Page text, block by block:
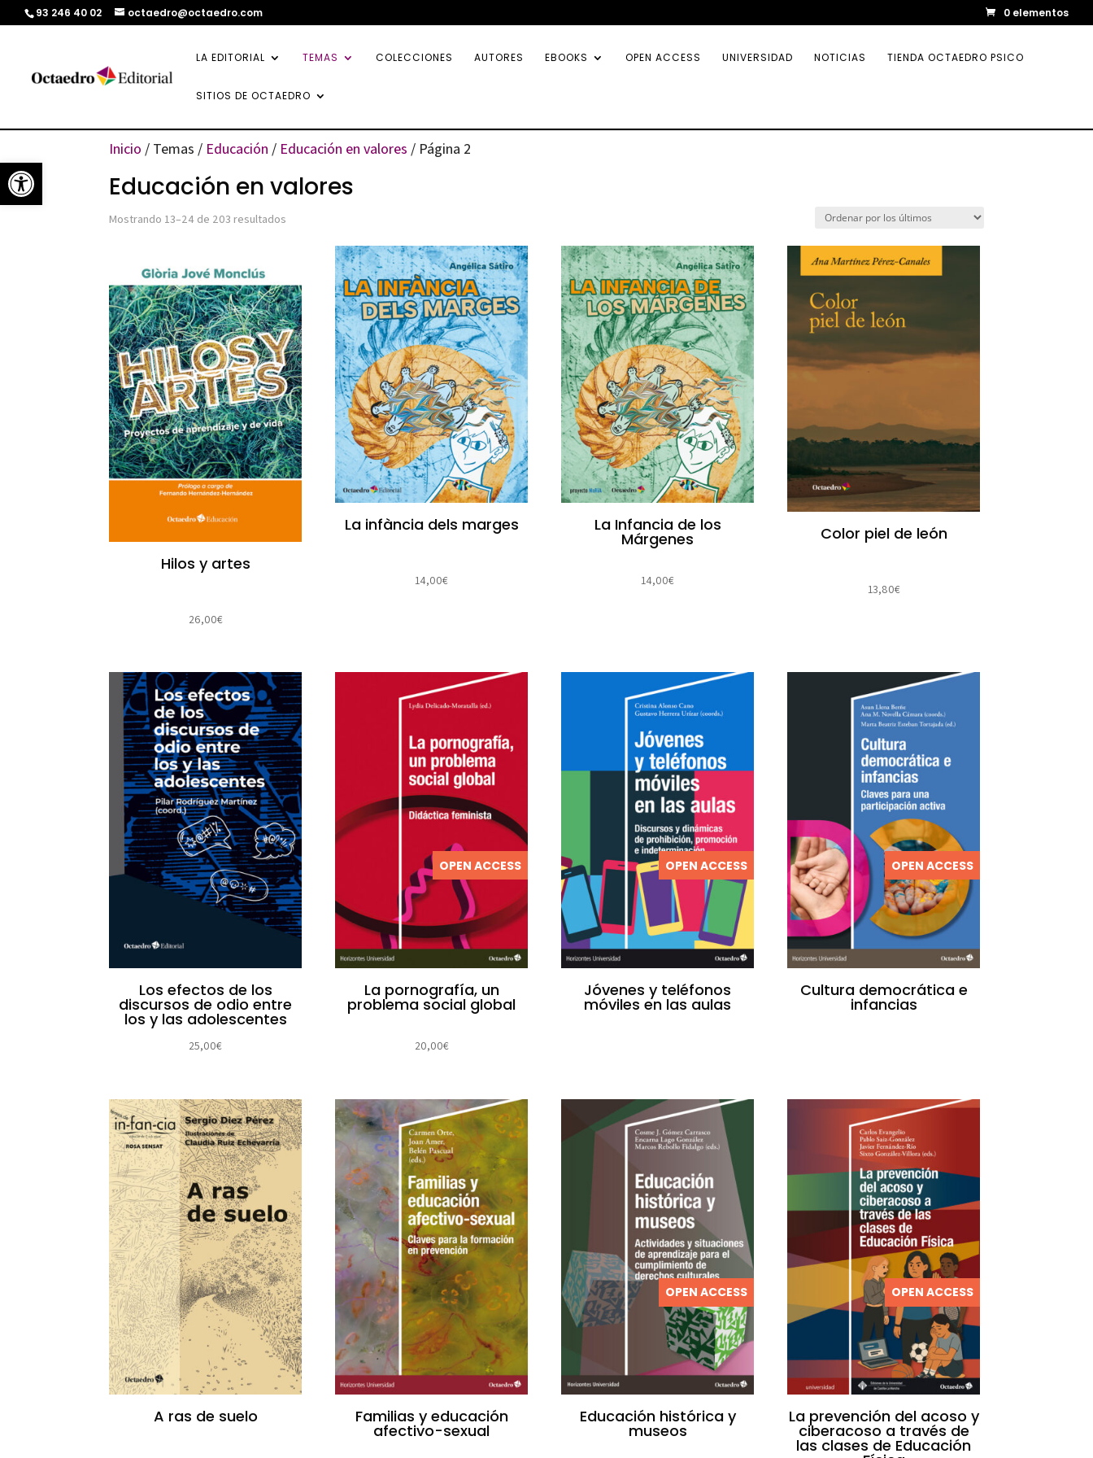
Abrir barra de herramientas
93 246 40 02 octaedro@octaedro.com 0 elementos
LA EDITORIAL TEMAS COLECCIONES AUTORES EBOOKS OPEN ACCESS UNIVERSIDAD NOTICIAS TIENDA OCTAEDRO PSICO
SITIOS DE OCTAEDRO
Inicio / Temas / Educación / Educación en valores / Página 2
Educación en valores
Mostrando 13–24 de 203 resultados
últimos
Hilos y artes
26,00€
La infància dels marges
14,00€
La Infancia de los
Márgenes
14,00€
Color piel de león
13,80€
Los efectos de los
discursos de odio entre
los y las adolescentes
25,00€
OPEN ACCESS
La pornografía, un
problema social global
20,00€
OPEN ACCESS
Jóvenes y teléfonos
móviles en las aulas
OPEN ACCESS
Cultura democrática e
infancias
A ras de suelo Familias y educación
afectivo-sexual
OPEN ACCESS
Educación histórica y
museos
OPEN ACCESS
La prevención del acoso y
ciberacoso a través de
las clases de Educación